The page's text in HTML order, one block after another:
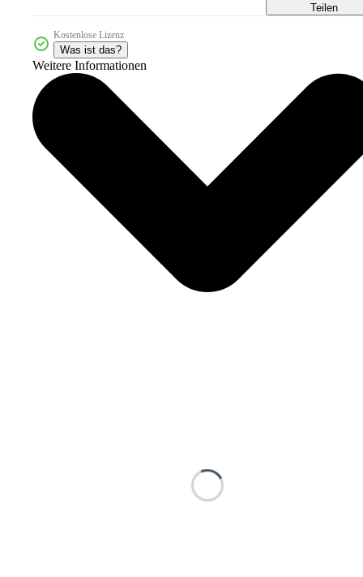
Teilen
Kostenlose Lizenz
Was ist das?
Weitere Informationen